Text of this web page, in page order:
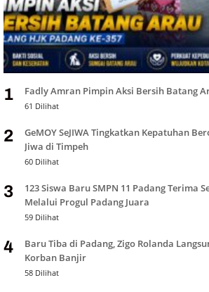
1 Fadly Amran Pimpin Aksi Bersih Batang
61 Dilihat
2
GeMOY SeJIWA Tingkatkan Kepatuhan
Jiwa di Timpeh
60 Dilihat
3
123 Siswa Baru SMPN 11 Padang Terima
Melalui Progul Padang Juara
59 Dilihat
4
Baru Tiba di Padang, Zigo Rolanda
Korban Banjir
58 Dilihat